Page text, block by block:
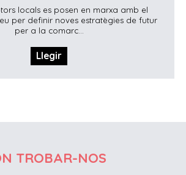
locals es posen en marxa amb el
per definir noves estratègies de futur
per a la comarc...
Llegir
TROBAR-NOS